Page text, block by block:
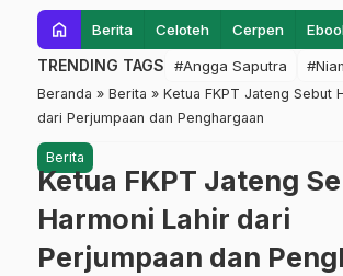
home Berita Celoteh Cerpen
TRENDING TAGS #Angga Saputra
Beranda » Berita » Ketua FKPT Jateng Sebut
dari Perjumpaan dan Penghargaan
Berita
Ketua FKPT Jateng
Harmoni Lahir dari
Perjumpaan dan